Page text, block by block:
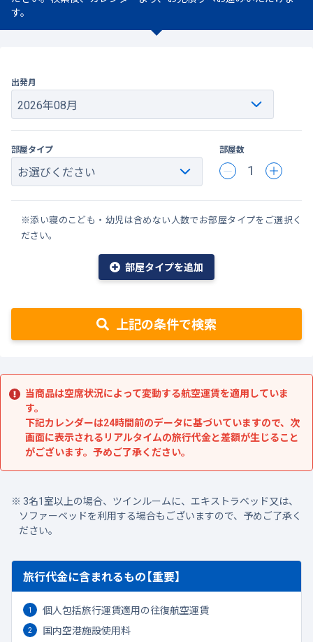
す。
出発月
部屋タイプ 部屋数
1
※添い寝のこども・幼児は含めない人数でお部屋タイプをご選択く
ださい。
部屋タイプを追加
上記の条件で検索
当商品は空席状況によって変動する航空運賃を適用していま
す。
下記カレンダーは24時間前のデータに基づいていますので、次
画面に表示されるリアルタイムの旅行代金と差額が生じること
がございます。予めご了承ください。
3名1室以上の場合、ツインルームに、エキストラベッド又は、
ソファーベッドを利用する場合もございますので、予めご了承く
ださい。
旅行代金に含まれるもの【重要】
個人包括旅行運賃適用の往復航空運賃
国内空港施設使用料